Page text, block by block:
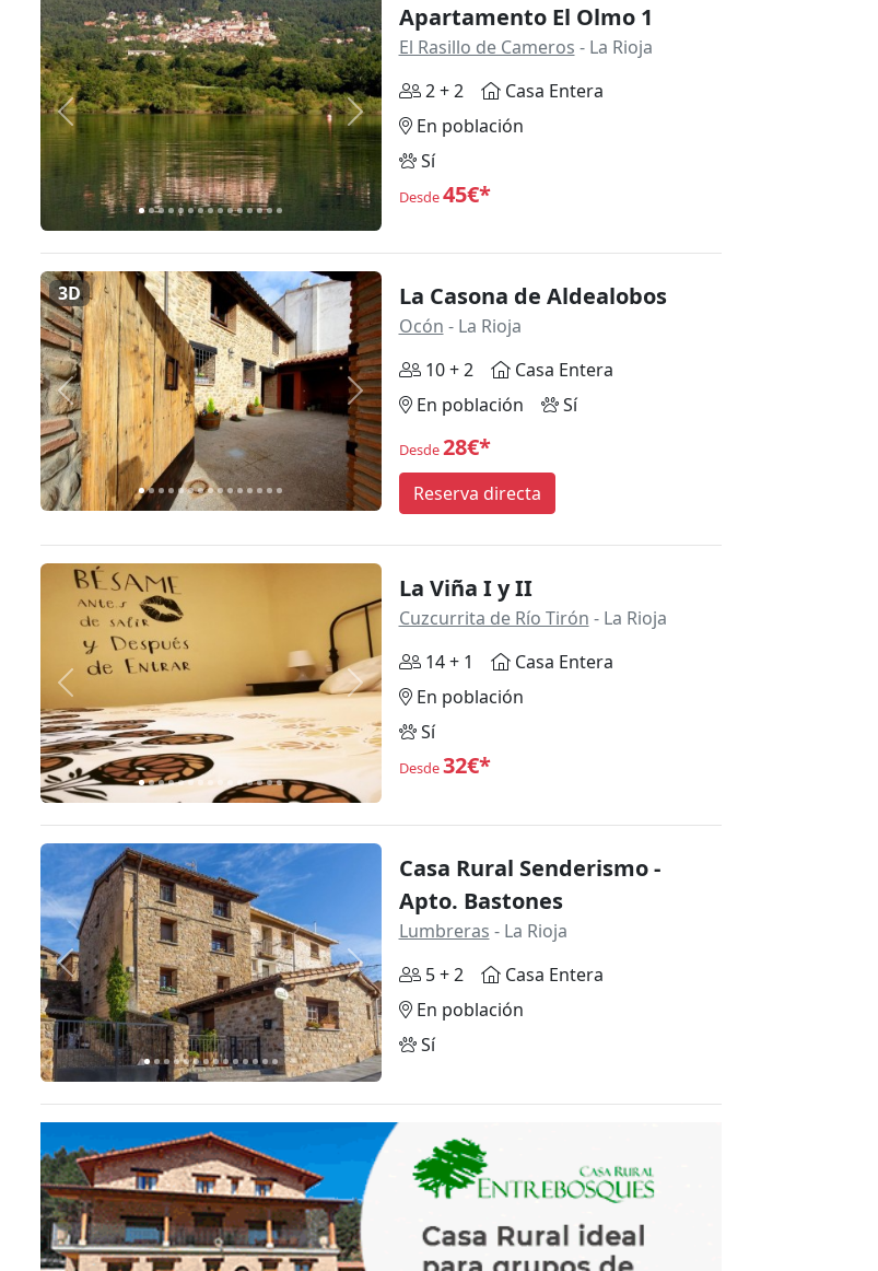
Anterior Siguiente
Apartamento El Olmo 1
El Rasillo de Cameros - La Rioja
2 + 2
Casa Entera
En población
Sí
Desde45€*
Anterior Siguiente
3D La Casona de Aldealobos
Ocón - La Rioja
10 + 2
Casa Entera
En población
Sí
Desde28€*
Reserva directa
Anterior Siguiente
La Viña I y II
Cuzcurrita de Río Tirón - La Rioja
14 + 1
Casa Entera
En población
Sí
Desde32€*
Anterior Siguiente
Casa Rural Senderismo -
Apto. Bastones
Lumbreras - La Rioja
5 + 2
Casa Entera
En población
Sí